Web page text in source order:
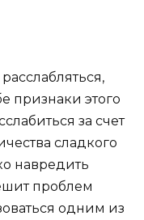
признаки этого
за счет
сладкого
навредить
проблем
одним из